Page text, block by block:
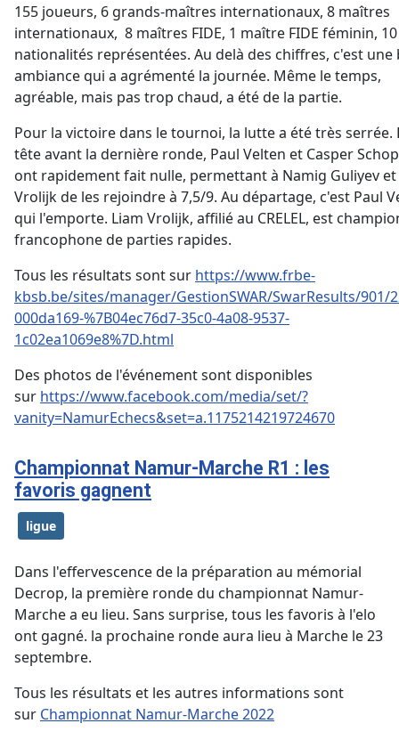
155 joueurs, 6 grands-maîtres internationaux, 8 maîtres
internationaux, 8 maîtres FIDE, 1 maître FIDE féminin, 10
nationalités représentées. Au delà des chiffres, c'est une
ambiance qui a agrémenté la journée. Même le temps,
agréable, mais pas trop chaud, a été de la partie.
Pour la victoire dans le tournoi, la lutte a été très serrée.
tête avant la dernière ronde, Paul Velten et Casper
ont rapidement fait nulle, permettant à Namig Guliyev et
Vrolijk de les rejoindre à 7,5/9. Au départage, c'est Paul
qui l'emporte. Liam Vrolijk, affilié au CRELEL, est
francophone de parties rapides.
Tous les résultats sont sur https://www.frbe-
kbsb.be/sites/manager/GestionSWAR/SwarResults/901/
000da169-%7B04ec76d7-35c0-4a08-9537-
1c02ea1069e8%7D.html
Des photos de l'événement sont disponibles
sur https://www.facebook.com/media/set/?
vanity=NamurEchecs&set=a.1175214219724670
Championnat Namur-Marche R1 : les
favoris gagnent
ligue
Dans l'effervescence de la préparation au mémorial
Decrop, la première ronde du championnat Namur-
Marche a eu lieu. Sans surprise, tous les favoris à l'elo
ont gagné. la prochaine ronde aura lieu à Marche le 23
septembre.
Tous les résultats et les autres informations sont
sur Championnat Namur-Marche 2022